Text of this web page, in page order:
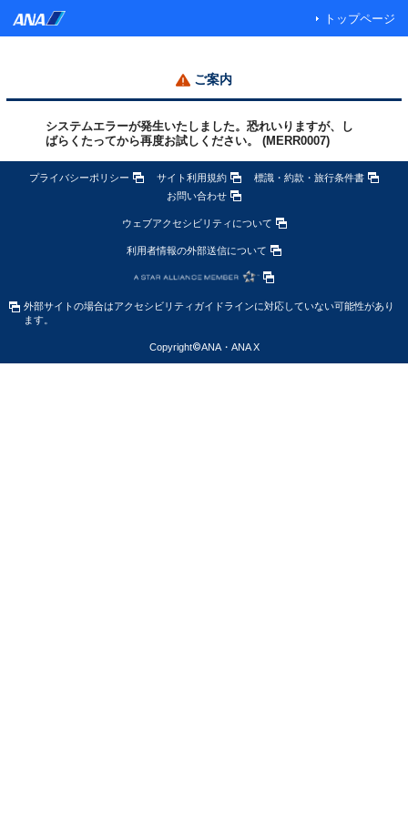
トップページ
ご案内
システムエラーが発生いたしました。恐れいりますが、し
ばらくたってから再度お試しください。 (MERR0007)
プライバシーポリシー サイト利用規約
標識・約款・旅行条件書
お問い合わせ
ウェブアクセシビリティについて
利用者情報の外部送信について
外部サイトの場合はアクセシビリティガイドラインに対応していない可能性があり
ます。
Copyright©ANA・ANA X